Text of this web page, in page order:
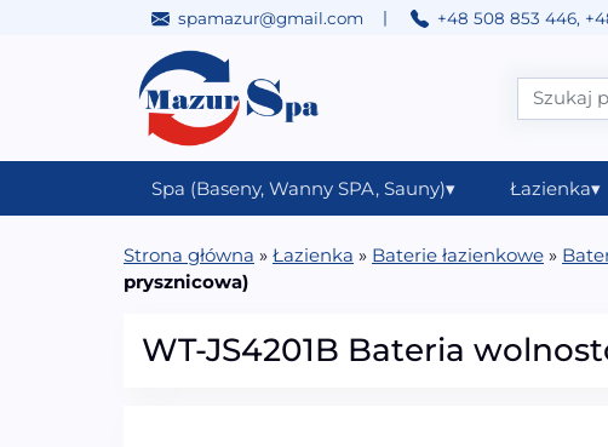
spamazur@gmail.com | +48 508 853 446,
Main Navigation
Spa (Baseny, Wanny SPA, Sauny)▾ Łazienka▾
Strona główna » Łazienka » Baterie łazienkowe »
prysznicowa)
WT-JS4201B Bateria